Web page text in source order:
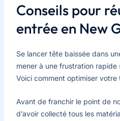
Conseils pour
entrée en New
Se lancer tête baissée dans
mener à une frustration rapide
Voici comment optimiser votre
Avant de franchir le point de
d’avoir collecté tous les